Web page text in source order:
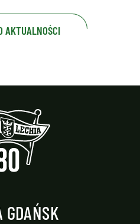
AKTUALNOŚCI
GDAŃSK